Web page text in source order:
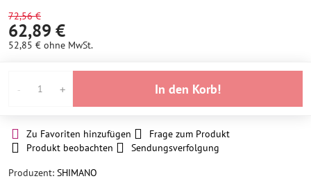
72,56 €
62,89 €
52,85 € ohne MwSt.
In den Korb!
Zu Favoriten hinzufügen
Frage zum Produkt
Produkt beobachten
Sendungsverfolgung
Produzent: SHIMANO